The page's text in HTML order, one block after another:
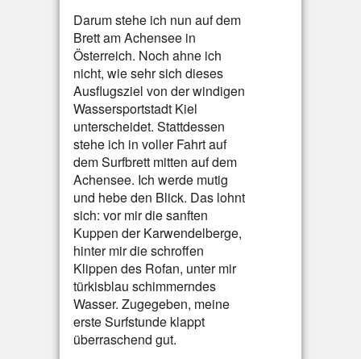
Darum stehe ich nun auf dem
Brett am Achensee in
Österreich. Noch ahne ich
nicht, wie sehr sich dieses
Ausflugsziel von der windigen
Wassersportstadt Kiel
unterscheidet. Stattdessen
stehe ich in voller Fahrt auf
dem Surfbrett mitten auf dem
Achensee. Ich werde mutig
und hebe den Blick. Das lohnt
sich: vor mir die sanften
Kuppen der Karwendelberge,
hinter mir die schroffen
Klippen des Rofan, unter mir
türkisblau schimmerndes
Wasser. Zugegeben, meine
erste Surfstunde klappt
überraschend gut.